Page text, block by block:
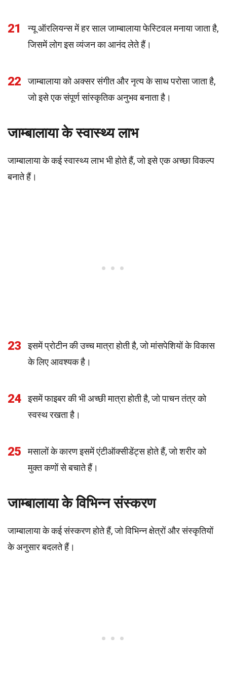
21
न्यू ऑरलियन्स में हर साल जाम्बालाया फेस्टिवल मनाया जाता है,
जिसमें लोग इस व्यंजन का आनंद लेते हैं।
22
जाम्बालाया को अक्सर संगीत और नृत्य के साथ परोसा जाता है,
जो इसे एक संपूर्ण सांस्कृतिक अनुभव बनाता है।
जाम्बालाया के स्वास्थ्य लाभ
जाम्बालाया के कई स्वास्थ्य लाभ भी होते हैं, जो इसे एक अच्छा विकल्प
बनाते हैं।
23
इसमें प्रोटीन की उच्च मात्रा होती है, जो मांसपेशियों के विकास
के लिए आवश्यक है।
24
इसमें फाइबर की भी अच्छी मात्रा होती है, जो पाचन तंत्र को
स्वस्थ रखता है।
25
मसालों के कारण इसमें एंटीऑक्सीडेंट्स होते हैं, जो शरीर को
मुक्त कणों से बचाते हैं।
जाम्बालाया के विभिन्न संस्करण
जाम्बालाया के कई संस्करण होते हैं, जो विभिन्न क्षेत्रों और संस्कृतियों
के अनुसार बदलते हैं।